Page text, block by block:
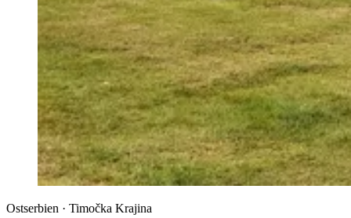
Ostserbien · Timočka Krajina